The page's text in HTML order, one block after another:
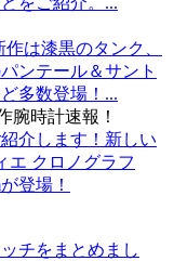
は漆黒のタンク、
ンテール＆サント
多数登場！...
介します！新しい
エ クロノグラフ
登場！
チをまとめまし